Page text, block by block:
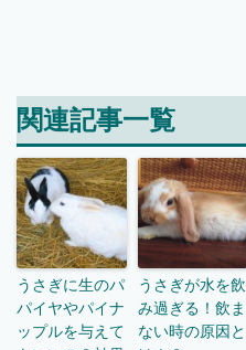
関連記事一覧
うさぎに生のパ
パイヤやパイナ
ップルを与えて
うさぎが水を飲
み過ぎる！飲ま
ない時の原因と